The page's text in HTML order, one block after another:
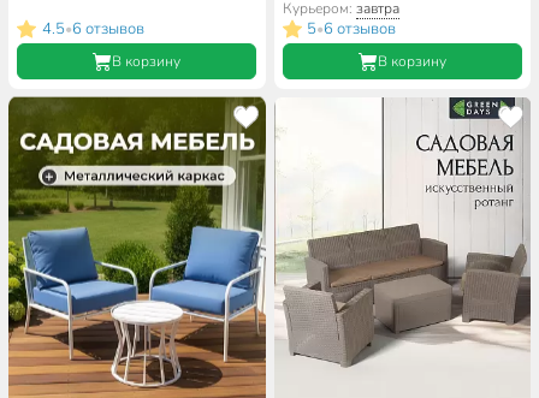
4.5•6 отзывов
В корзину
WAK78+YC-041
Курьером: завтра
5•6 отзывов
В корзину